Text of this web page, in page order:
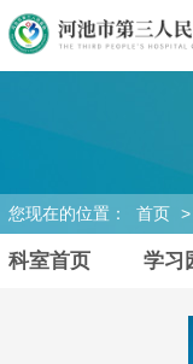
您现在的位置： 首页 >
科室首页 学习